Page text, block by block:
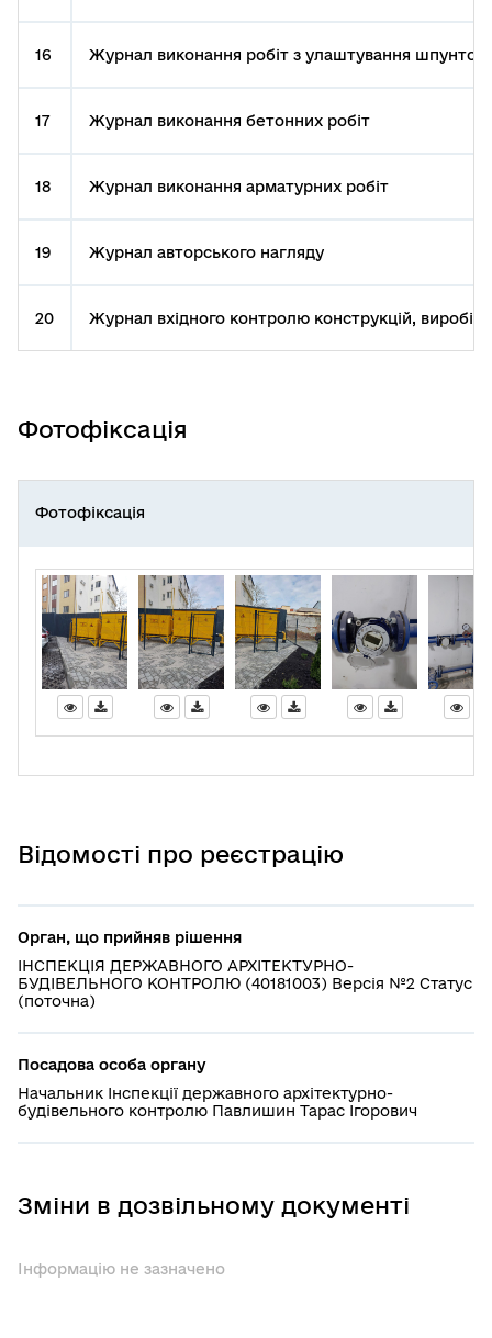
16 Журнал виконання робіт з улаштування
17 Журнал виконання бетонних робіт
18 Журнал виконання арматурних робіт
19 Журнал авторського нагляду
20 Журнал вхідного контролю конструкцій, виробів,
Фотофіксація
Фотофіксація
Відомості про реєстрацію
Орган, що прийняв рішення
ІНСПЕКЦІЯ ДЕРЖАВНОГО АРХІТЕКТУРНО-
БУДІВЕЛЬНОГО КОНТРОЛЮ (40181003) Версія №2 Статус
(поточна)
Посадова особа органу
Начальник Інспекції державного архітектурно-
будівельного контролю Павлишин Тарас Ігорович
Зміни в дозвільному документі
Інформацію не зазначено